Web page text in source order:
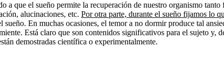
que el sueño permite la recuperación de nuestro organismo
alucinaciones, etc. Por otra parte, durante el sueño fijamos lo
En muchas ocasiones, el temor a no dormir produce tal
Está claro que son contenidos significativos para el sujeto y,
demostradas científica o experimentalmente.